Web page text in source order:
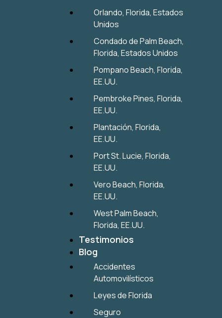
Orlando, Florida, Estados
Unidos
Condado de Palm Beach,
Florida, Estados Unidos
Pompano Beach, Florida,
EE.UU.
Pembroke Pines, Florida,
EE.UU.
Plantación, Florida,
EE.UU.
Port St. Lucie, Florida,
EE.UU.
Vero Beach, Florida,
EE.UU.
West Palm Beach,
Florida, EE.UU.
Testimonios
Blog
Accidentes
Automovilísticos
Leyes de Florida
Seguro